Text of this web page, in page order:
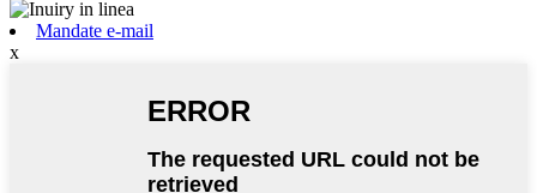
Mandate e-mail
x